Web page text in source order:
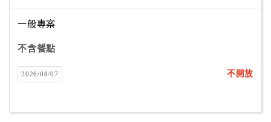
員
戶
客
一般專案
不含餐點
2026/08/07 不開放